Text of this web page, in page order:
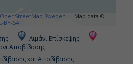
Ημέρα 5η
Βρετανικές Παρθένοι
Νήσοι
OpenStreetMap Sweden — Map data ©
BY-SA
Λιμάνι Επίσκεψης
Αποβίβασης
και Αποβίβασης